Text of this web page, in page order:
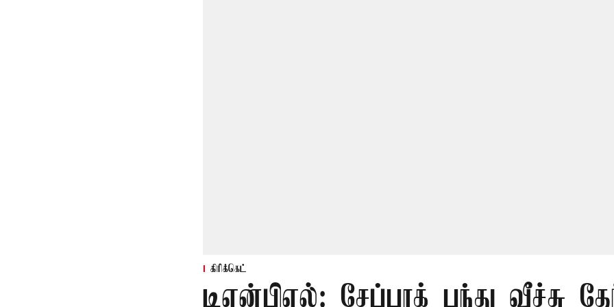
கிரிக்கெட்
டிஎன்பிஎல்: சேப்பாக் பந்து வீச்சு